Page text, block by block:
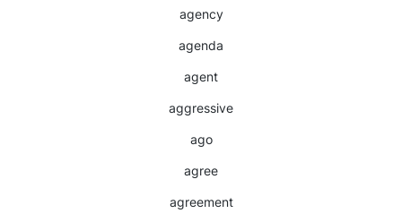
agency
agenda
agent
aggressive
ago
agree
agreement